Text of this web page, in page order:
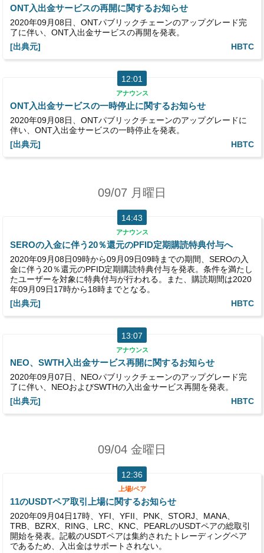
ONT入出金サービスの再開に関するお知らせ
2020年09月08日、ONTパブリックチェーンのアップグレード完
了に伴い、ONT入出金サービスの再開を発表。
[出典元]
HBTC
12:01
アナウンス
ONT入出金サービスの一時停止に関するお知らせ
2020年09月08日、ONTパブリックチェーンのアップグレードに
伴い、ONT入出金サービスの一時停止を発表。
[出典元]
HBTC
09/07 月曜日
14:43
アナウンス
SEROの入金に伴う20％還元のPFID定期購読特典付与へ
2020年09月08日09時から09月09日09時までの期間、SEROの入
金に伴う20％還元のPFID定期購読特典付与を発表。条件を満たし
たユーザーを対象に特典付与が行われる。また、購読期間は2020
年09月09日17時から18時までとなる。
[出典元]
HBTC
13:07
アナウンス
NEO、SWTH入出金サービス再開に関するお知らせ
2020年09月07日、NEOパブリックチェーンのアップグレード完
了に伴い、NEOおよびSWTHの入出金サービス再開を発表。
[出典元]
HBTC
09/04 金曜日
12:36
上場/ペア
11のUSDTペア取引上場に関するお知らせ
2020年09月04日17時、YFI、YFII、PNK、STORJ、MANA、
TRB、BZRX、RING、LRC、KNC、PEARLのUSDTペアの総取引
開始を発表。記載のUSDTペアは集約されたトレーディングペア
であるため、入出金はサポートされない。